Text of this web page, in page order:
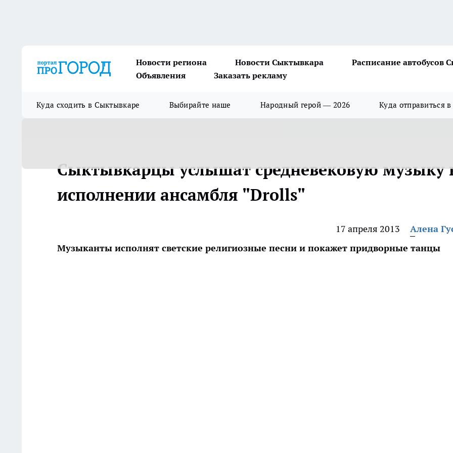
Новости региона Новости Сыктывкара
Расписание автобусов
Объявления
Заказать рекламу
Куда сходить в Сыктывкаре Выбирайте наше Народный герой — 2026 Куда отправиться в
Сыктывкарцы услышат средневековую музыку
исполнении ансамбля "Drolls"
17 апреля 2013
Алена
Музыканты исполнят светские религиозные песни и покажет придворные танцы